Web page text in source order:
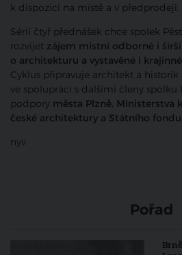
k dispozici na místě a v předprodeji.
Sérií čtyř přednášek chce spolek
rozvíjet zájem místní odborné i
o architekturu a vystavěné i
Cyklus připravuje architekt a
ve spolupráci s dalšími členy spolku
podpory města Plzně, Ministerstva
české architektury a Státního
nyv
Pořad